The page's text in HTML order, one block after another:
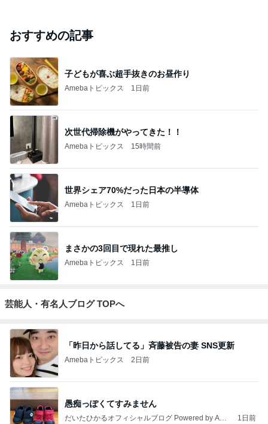
おすすめの記事
子どもが喜ぶ超手抜きのお昼作り
Amebaトピックス 1日前
次世代掃除機がやってきた！！
Amebaトピックス 15時間前
世界シェア70%だった日本の半導体
Amebaトピックス 1日前
まさかの3回目で現れた最推し
Amebaトピックス 1日前
芸能人・有名人ブログ TOPへ
「昨日から話してる」斉藤被告の妻 SNS更新
Amebaトピックス 2日前
愚痴っぽくてすみません
だいたひかるオフィシャルブログ Powered by Ame
1日前